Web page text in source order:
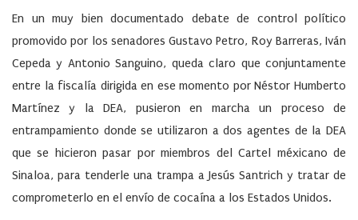
En un muy bien documentado debate de control político
promovido por los senadores Gustavo Petro, Roy Barreras, Iván
Cepeda y Antonio Sanguino, queda claro que conjuntamente
entre la fiscalía dirigida en ese momento por Néstor Humberto
Martínez y la DEA, pusieron en marcha un proceso de
entrampamiento donde se utilizaron a dos agentes de la DEA
que se hicieron pasar por miembros del Cartel méxicano de
Sinaloa, para tenderle una trampa a Jesús Santrich y tratar de
comprometerlo en el envío de cocaína a los Estados Unidos.